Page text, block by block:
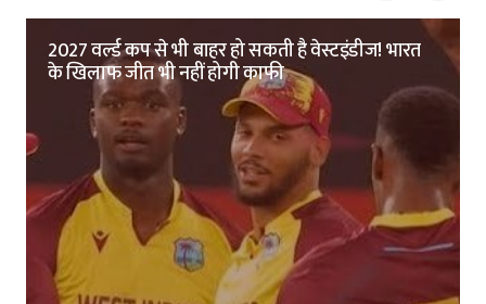
2027 वर्ल्ड कप से भी बाहर हो सकती है वेस्टइंडीज! भारत
के खिलाफ जीत भी नहीं होगी काफी